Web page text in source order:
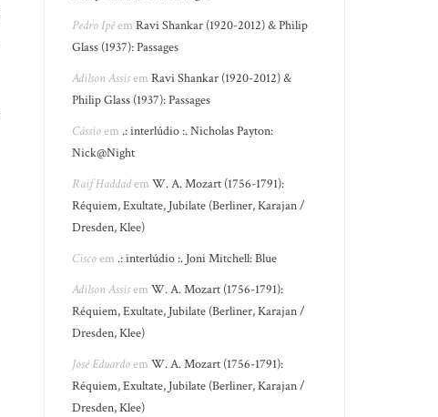
Pedro IpêemRavi Shankar (1920-2012) & Philip
Glass (1937): Passages
Adilson AssisemRavi Shankar (1920-2012) &
Philip Glass (1937): Passages
Cássioem .: interlúdio :. Nicholas Payton:
Nick@Night
Raif HaddademW. A. Mozart (1756-1791):
Réquiem, Exultate, Jubilate (Berliner, Karajan /
Dresden, Klee)
Ciscoem .: interlúdio :. Joni Mitchell: Blue
Adilson AssisemW. A. Mozart (1756-1791):
Réquiem, Exultate, Jubilate (Berliner, Karajan /
Dresden, Klee)
José EduardoemW. A. Mozart (1756-1791):
Réquiem, Exultate, Jubilate (Berliner, Karajan /
Dresden, Klee)